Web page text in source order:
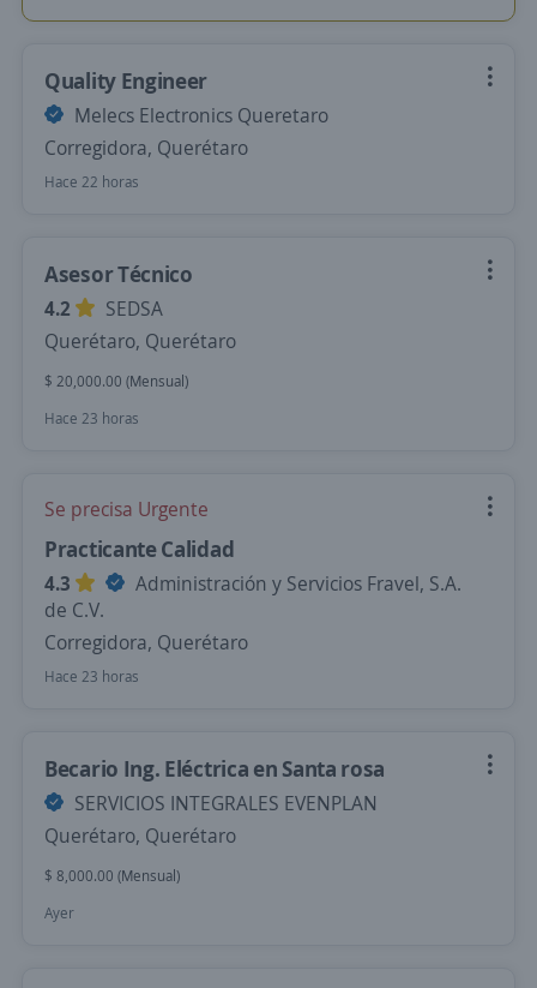
Quality Engineer
Melecs Electronics Queretaro
Corregidora, Querétaro
Hace 22 horas
Asesor Técnico
4.2
SEDSA
Querétaro, Querétaro
$ 20,000.00 (Mensual)
Hace 23 horas
Se precisa Urgente
Practicante Calidad
4.3
Administración y Servicios Fravel, S.A.
de C.V.
Corregidora, Querétaro
Hace 23 horas
Becario Ing. Eléctrica en Santa rosa
SERVICIOS INTEGRALES EVENPLAN
Querétaro, Querétaro
$ 8,000.00 (Mensual)
Ayer